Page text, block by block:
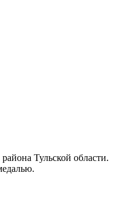
Тульской области.